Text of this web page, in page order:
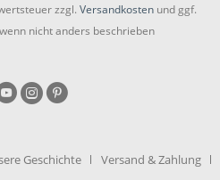
zzgl. Versandkosten und ggf.
nicht anders beschrieben
Geschichte
Versand & Zahlung